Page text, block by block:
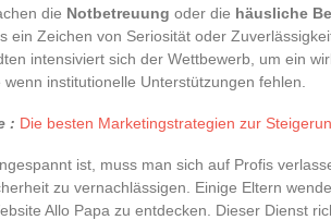
die Notbetreuung oder die häusliche
ein Zeichen von Seriosität oder
intensiviert sich der Wettbewerb, um ein
institutionelle Unterstützungen fehlen.
: Die besten Marketingstrategien zur
ist, muss man sich auf Profis
zu vernachlässigen. Einige Eltern
Allo Papa zu entdecken. Dieser Dienst